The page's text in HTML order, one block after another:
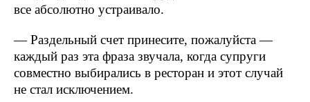
все абсолютно устраивало.
— Раздельный счет принесите, пожалуйста —
каждый раз эта фраза звучала, когда супруги
совместно выбирались в ресторан и этот случай
не стал исключением.